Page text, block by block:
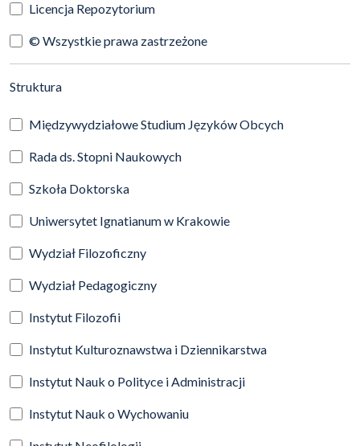
Licencja Repozytorium
© Wszystkie prawa zastrzeżone
Struktura(automatyczne przeładowanie treści)
Międzywydziałowe Studium Języków Obcych
Rada ds. Stopni Naukowych
Szkoła Doktorska
Uniwersytet Ignatianum w Krakowie
Wydział Filozoficzny
Wydział Pedagogiczny
Instytut Filozofii
Instytut Kulturoznawstwa i Dziennikarstwa
Instytut Nauk o Polityce i Administracji
Instytut Nauk o Wychowaniu